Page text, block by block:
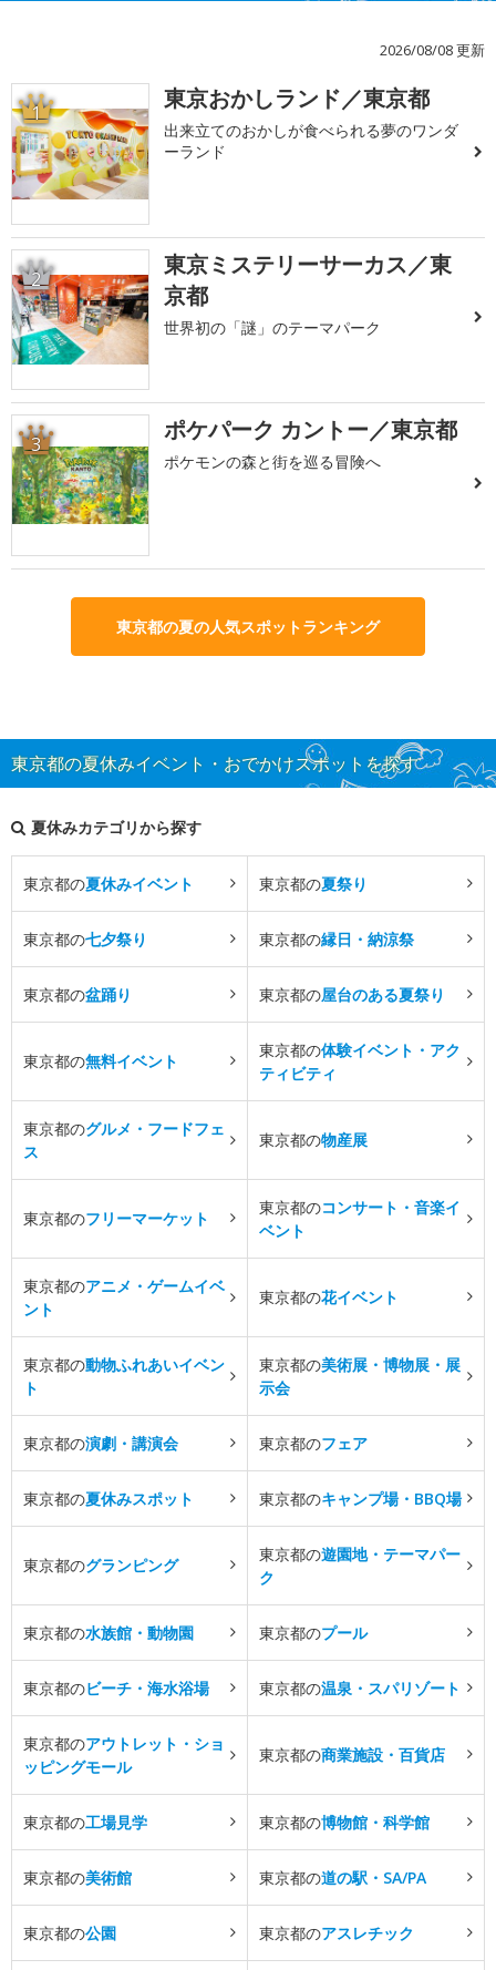
2026/08/08 更新
1 東京おかしランド／東京都
出来立てのおかしが食べられる夢のワンダ
ーランド
2
東京ミステリーサーカス／東
京都
世界初の「謎」のテーマパーク
3 ポケパーク カントー／東京都
ポケモンの森と街を巡る冒険へ
東京都の夏の人気スポットランキング
東京都の夏休みイベント・おでかけスポットを探す
夏休みカテゴリから探す
東京都の夏休みイベント 東京都の夏祭り
東京都の七夕祭り 東京都の縁日・納涼祭
東京都の盆踊り 東京都の屋台のある夏祭り
東京都の無料イベント
東京都の体験イベント・アク
ティビティ
東京都のグルメ・フードフェ
ス
東京都の物産展
東京都のフリーマーケット
東京都のコンサート・音楽イ
ベント
東京都のアニメ・ゲームイベ
ント
東京都の花イベント
東京都の動物ふれあいイベン
ト
東京都の美術展・博物展・展
示会
東京都の演劇・講演会 東京都のフェア
東京都の夏休みスポット 東京都のキャンプ場・BBQ場
東京都のグランピング
東京都の遊園地・テーマパー
ク
東京都の水族館・動物園 東京都のプール
東京都のビーチ・海水浴場 東京都の温泉・スパリゾート
東京都のアウトレット・ショ
ッピングモール
東京都の商業施設・百貨店
東京都の工場見学 東京都の博物館・科学館
東京都の美術館 東京都の道の駅・SA/PA
東京都の公園 東京都のアスレチック